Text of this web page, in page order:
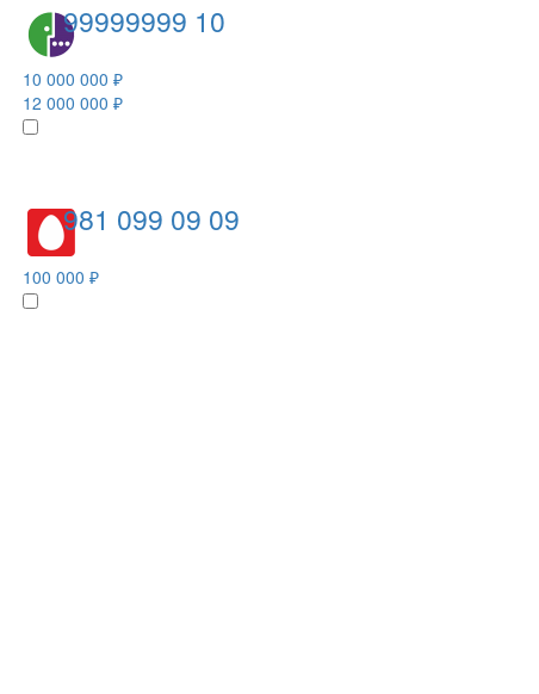
99999999 10
10 000 000 ₽
12 000 000 ₽
981 099 09 09
100 000 ₽